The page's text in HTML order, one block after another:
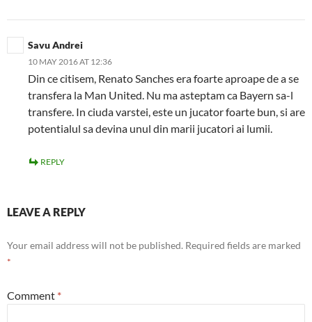
Savu Andrei
10 MAY 2016 AT 12:36
Din ce citisem, Renato Sanches era foarte aproape de a se
transfera la Man United. Nu ma asteptam ca Bayern sa-l
transfere. In ciuda varstei, este un jucator foarte bun, si are
potentialul sa devina unul din marii jucatori ai lumii.
REPLY
LEAVE A REPLY
Your email address will not be published. Required fields are marked
*
Comment *